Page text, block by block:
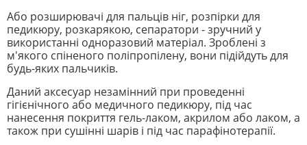
Або розширювачі для пальців ніг, розпірки для
педикюру, розкарякою, сепаратори - зручний у
використанні одноразовий матеріал. Зроблені з
м'якого спіненого поліпропілену, вони підійдуть для
будь-яких пальчиків.
Даний аксесуар незамінний при проведенні
гігієнічного або медичного педикюру, під час
нанесення покриття гель-лаком, акрилом або лаком, а
також при сушінні шарів і під час парафінотерапії.